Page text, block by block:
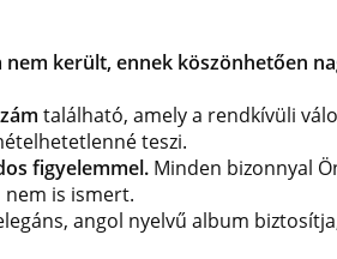
került, ennek köszönhetően
található, amely a rendkívüli
teszi.
figyelemmel. Minden bizonnyal
is ismert.
angol nyelvű album